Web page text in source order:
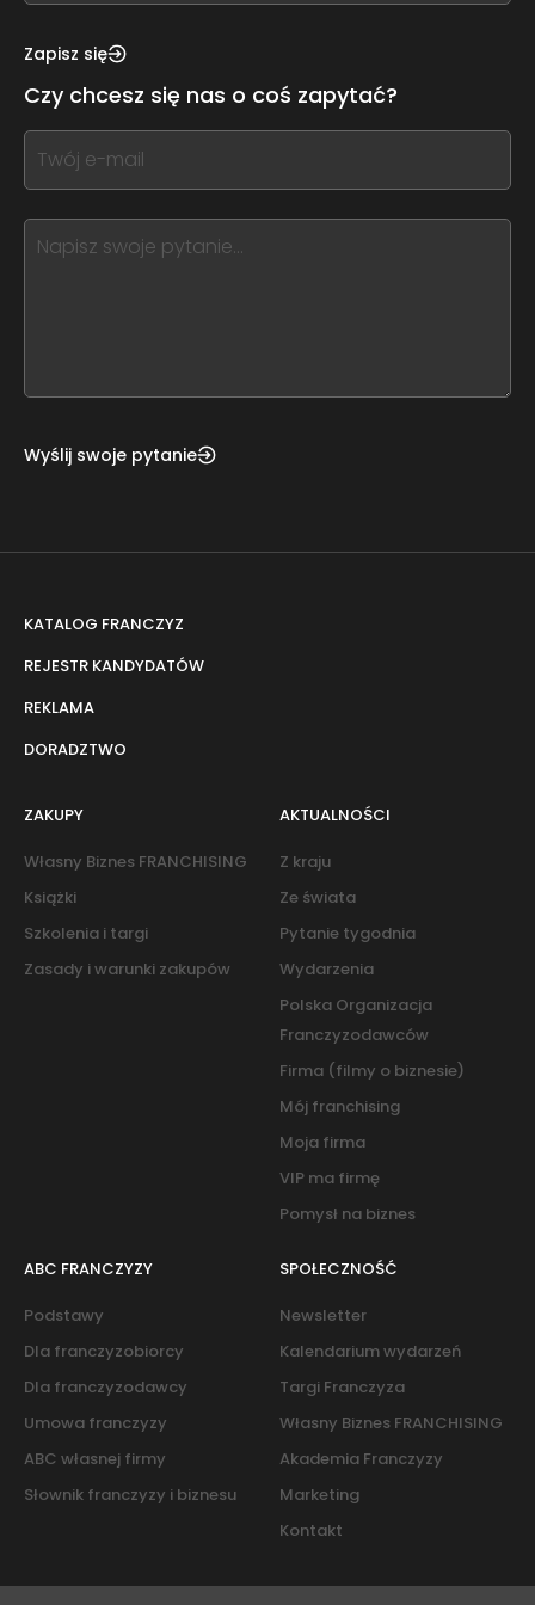
this,
this
form
field
blank
Zapisz się
Czy chcesz się nas o coś zapytać?
If
you
this,
leave
Wyślij swoje pytanie
KATALOG FRANCZYZ
REJESTR KANDYDATÓW
REKLAMA
DORADZTWO
ZAKUPY
Własny Biznes FRANCHISING
Książki
Szkolenia i targi
Zasady i warunki zakupów
AKTUALNOŚCI
Z kraju
Ze świata
Pytanie tygodnia
Wydarzenia
Polska Organizacja
Franczyzodawców
Firma (filmy o biznesie)
Mój franchising
Moja firma
VIP ma firmę
Pomysł na biznes
ABC FRANCZYZY
Podstawy
Dla franczyzobiorcy
Dla franczyzodawcy
Umowa franczyzy
ABC własnej firmy
Słownik franczyzy i biznesu
SPOŁECZNOŚĆ
Newsletter
Kalendarium wydarzeń
Targi Franczyza
Własny Biznes FRANCHISING
Akademia Franczyzy
Marketing
Kontakt